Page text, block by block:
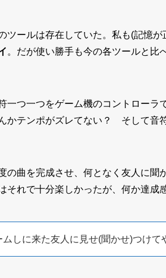
ツールは存在していた。私も(記憶が
。だが使い勝手も今の各ツールと比
一つ一つをゲーム機のコントローラ
かテンポがズレてない？ そして音
の曲を完成させ、何となく友人に聞
それで十分楽しかったが、何か達成
ムしに来た友人に見せ(聞かせ)つけて